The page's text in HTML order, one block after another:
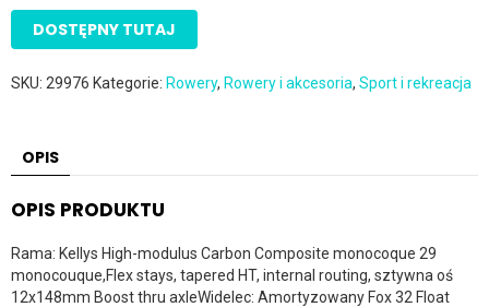
DOSTĘPNY TUTAJ
SKU: 29976 Kategorie: Rowery, Rowery i akcesoria, Sport i rekreacja
OPIS
OPIS PRODUKTU
Rama: Kellys High-modulus Carbon Composite monocoque 29
monocouque,Flex stays, tapered HT, internal routing, sztywna oś
12x148mm Boost thru axleWidelec: Amortyzowany Fox 32 Float